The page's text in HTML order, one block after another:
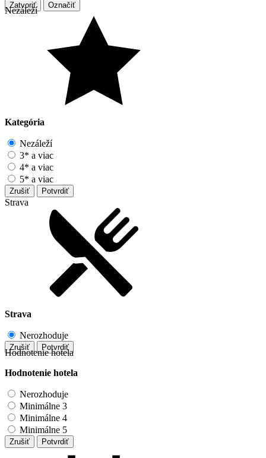
Zatvoriť Označiť
Nezáleží
Kategória
Nezáleží
3* a viac
4* a viac
5* a viac
Zrušiť Potvrdiť
Strava
Strava
Nerozhoduje
Zrušiť Potvrdiť
Hodnotenie hotela
Hodnotenie hotela
Nerozhoduje
Minimálne 3
Minimálne 4
Minimálne 5
Zrušiť Potvrdiť